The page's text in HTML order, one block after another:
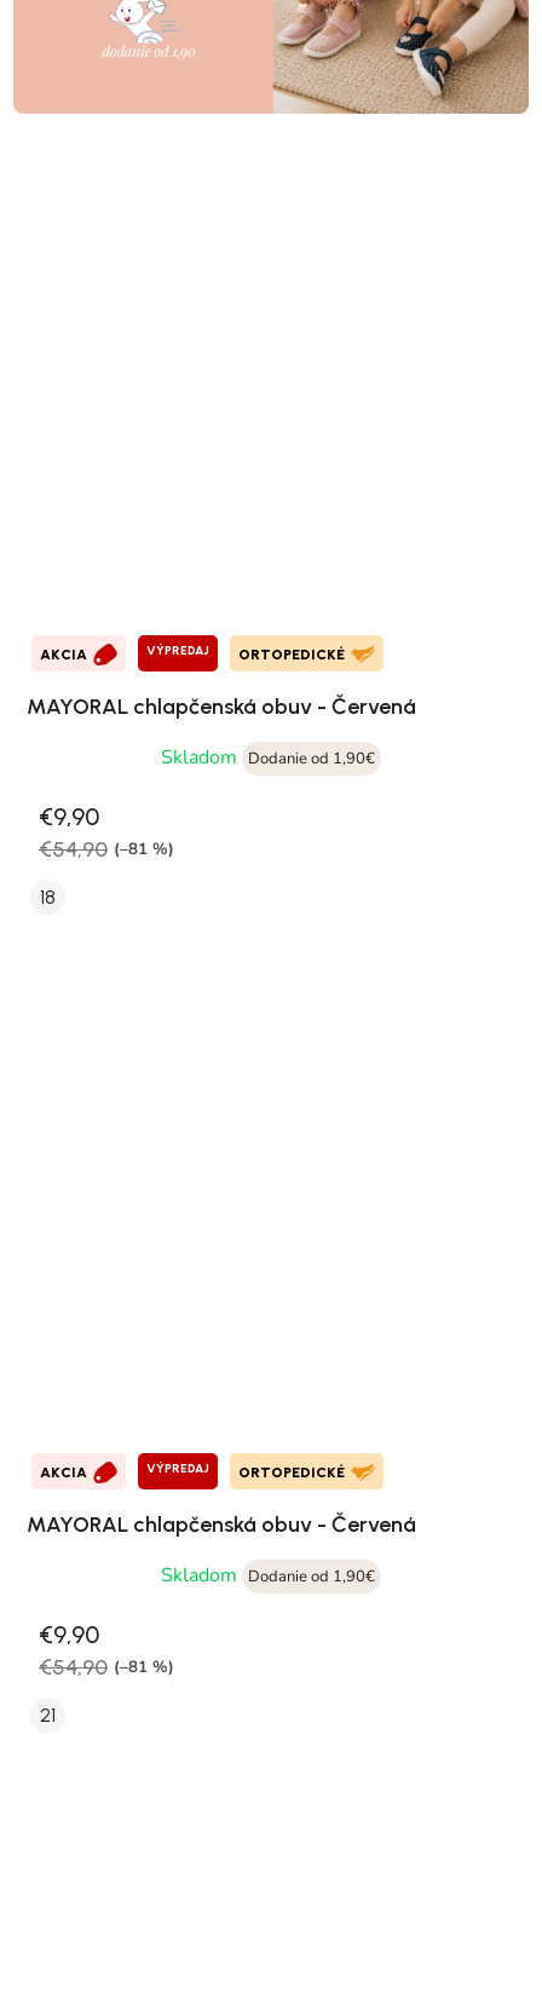
AKCIA VÝPREDAJ ORTOPEDICKÉ
MAYORAL chlapčenská obuv - Červená
Skladom
Dodanie od 1,90€
€9,90
€54,90 (–81 %)
18
AKCIA VÝPREDAJ ORTOPEDICKÉ
MAYORAL chlapčenská obuv - Červená
Skladom
Dodanie od 1,90€
€9,90
€54,90 (–81 %)
21